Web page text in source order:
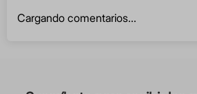
Cargando comentarios...